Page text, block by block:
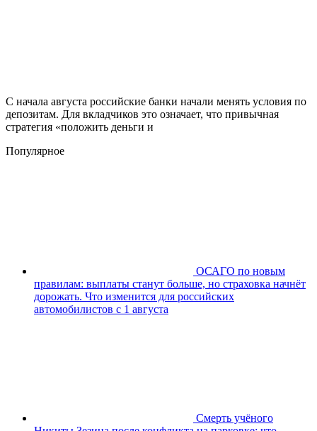
С начала августа российские банки начали менять условия по
депозитам. Для вкладчиков это означает, что привычная
стратегия «положить деньги и
Популярное
ОСАГО по новым
правилам: выплаты станут больше, но страховка начнёт
дорожать. Что изменится для российских
автомобилистов с 1 августа
Смерть учёного